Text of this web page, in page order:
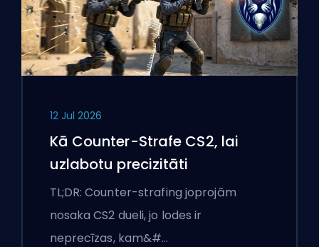
12 Jul 2026
Kā Counter-Strafe CS2, lai
uzlabotu precizitāti
TL;DR: Counter-strafing joprojām
nosaka CS2 dueli, jo lodes ir
neprecīzas, kam&#…